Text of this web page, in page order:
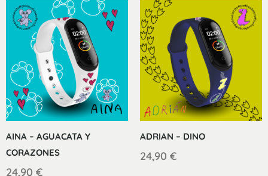
AINA – AGUACATA Y
CORAZONES
24,90 €
ADRIAN – DINO
24,90 €